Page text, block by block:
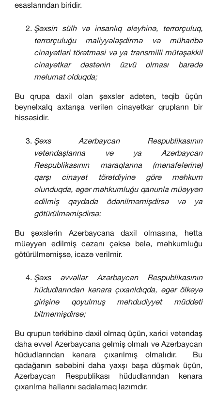
əsaslarından biridir.
Şəxsin sülh və insanlıq əleyhinə, terrorçuluq,
terrorçuluğu maliyyələşdirmə və müharibə
cinayətləri törətməsi və ya transmilli mütəşəkkil
cinayətkar dəstənin üzvü olması barədə
məlumat olduqda;
Bu qrupa daxil olan şəxslər adətən, təqib üçün
beynəlxalq axtarışa verilən cinayətkar qrupların bir
hissəsidir.
Şəxs Azərbaycan Respublikasının
vətəndaşlarına və ya Azərbaycan
Respublikasının maraqlarına (mənafelərinə)
qarşı cinayət törətdiyinə görə məhkum
olunduqda, əgər məhkumluğu qanunla müəyyən
edilmiş qaydada ödənilməmişdirsə və ya
götürülməmişdirsə;
Bu şəxslərin Azərbaycana daxil olmasına, hətta
müəyyən edilmiş cəzanı çəksə belə, məhkumluğu
götürülməmişsə, icazə verilmir.
Şəxs əvvəllər Azərbaycan Respublikasının
hüdudlarından kənara çıxarıldıqda, əgər ölkəyə
girişinə qoyulmuş məhdudiyyət müddəti
bitməmişdirsə;
Bu qrupun tərkibinə daxil olmaq üçün, xarici vətəndaş
daha əvvəl Azərbaycana gəlmiş olmalı və Azərbaycan
hüdudlarından kənara çıxarılmış olmalıdır. Bu
qadağanın səbəbini daha yaxşı başa düşmək üçün,
Azərbaycan Respublikası hüdudlarından kənara
çıxarılma hallarını sadalamaq lazımdır.